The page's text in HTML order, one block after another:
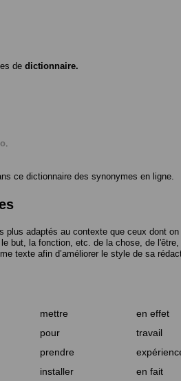
de dictionnaire.
ce dictionnaire des synonymes en ligne.
plus adaptés au contexte que ceux dont
but, la fonction, etc. de la chose, de
texte afin d’améliorer le style de sa
mettre en effet
pour travail
prendre
installer en fait